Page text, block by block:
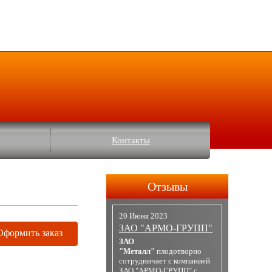
Контакты
заказ
Отзывы
20 Июня 2023
ЗАО "АРМО-ГРУПП"
ЗАО
"Металл" плодотворно
сотрудничает с компанией